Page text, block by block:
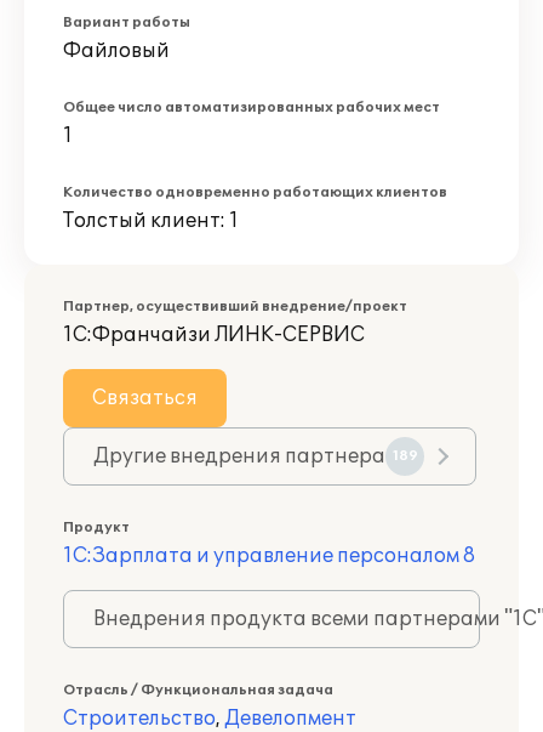
Вариант работы
Файловый
Общее число автоматизированных рабочих мест
1
Количество одновременно работающих клиентов
Толстый клиент: 1
Партнер, осуществивший внедрение/проект
1С:Франчайзи ЛИНК-СЕРВИС
Связаться
Другие внедрения партнера 189
Продукт
1С:Зарплата и управление персоналом 8
Внедрения продукта всеми партнерами
Отрасль / Функциональная задача
Строительство, Девелопмент